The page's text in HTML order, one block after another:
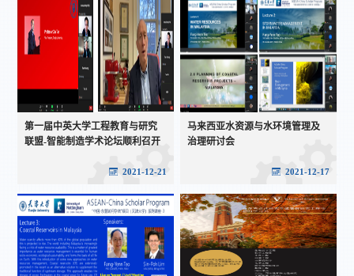
第一届中英大学工程教育与研究
联盟-智能制造学术论坛顺利召开
2021-12-21
马来西亚水资源与水环境管理及
治理研讨会
2021-12-17